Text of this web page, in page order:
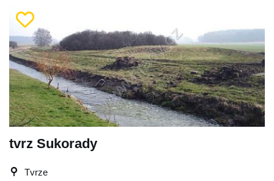
tvrz Sukorady
Tvrze